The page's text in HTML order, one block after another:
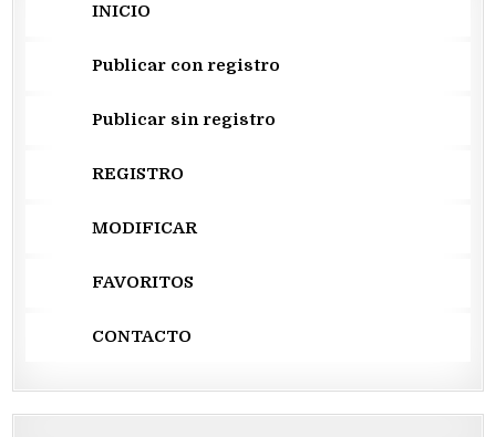
INICIO
Publicar con registro
Publicar sin registro
REGISTRO
MODIFICAR
FAVORITOS
CONTACTO